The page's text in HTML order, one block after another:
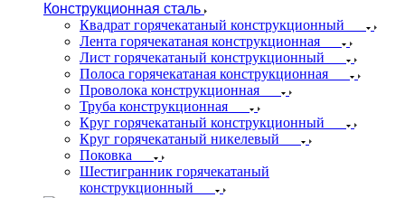
Конструкционная сталь
Квадрат горячекатаный конструкционный
Лента горячекатаная конструкционная
Лист горячекатаный конструкционный
Полоса горячекатаная конструкционная
Проволока конструкционная
Труба конструкционная
Круг горячекатаный конструкционный
Круг горячекатаный никелевый
Поковка
Шестигранник горячекатаный
конструкционный